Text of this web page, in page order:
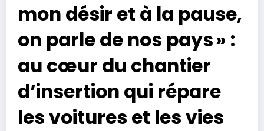
mon désir et à la pause,
on parle de nos pays » :
au cœur du chantier
d’insertion qui répare
les voitures et les vies